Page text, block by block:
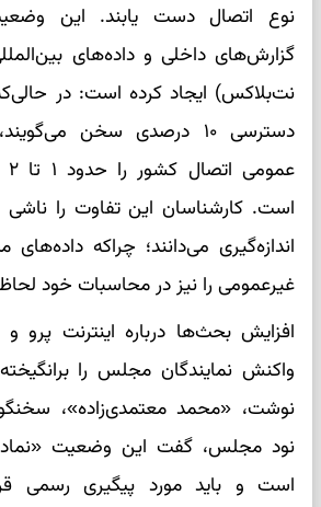
نوع اتصال دست یابند. این
گزارش‌های داخلی و داده‌های
نت‌بلاکس) ایجاد کرده است: در
دسترسی ۱۰ درصدی سخن
است. کارشناسان این تفاوت را
اندازه‌گیری می‌دانند؛ چراکه
غیرعمومی را نیز در محاسبات خود
افزایش بحث‌ها درباره اینترنت پرو
واکنش نمایندگان مجلس را
نوشت، «محمد معتمدی‌زاده»،
نود مجلس، گفت این وضعیت
است و باید مورد پیگیری رسمی